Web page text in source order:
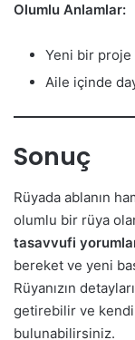
Olumlu Anlamlar:
Yeni bir proje
Aile içinde
Sonuç
Rüyada ablanın
olumlu bir rüya
tasavvufi
bereket ve yeni
Rüyanızın
getirebilir ve kendi
bulunabilirsiniz.